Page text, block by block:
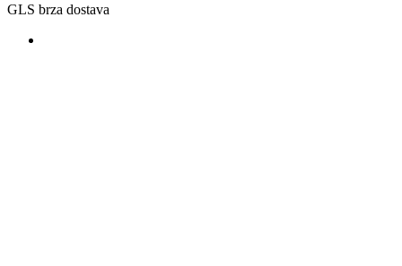
GLS brza dostava